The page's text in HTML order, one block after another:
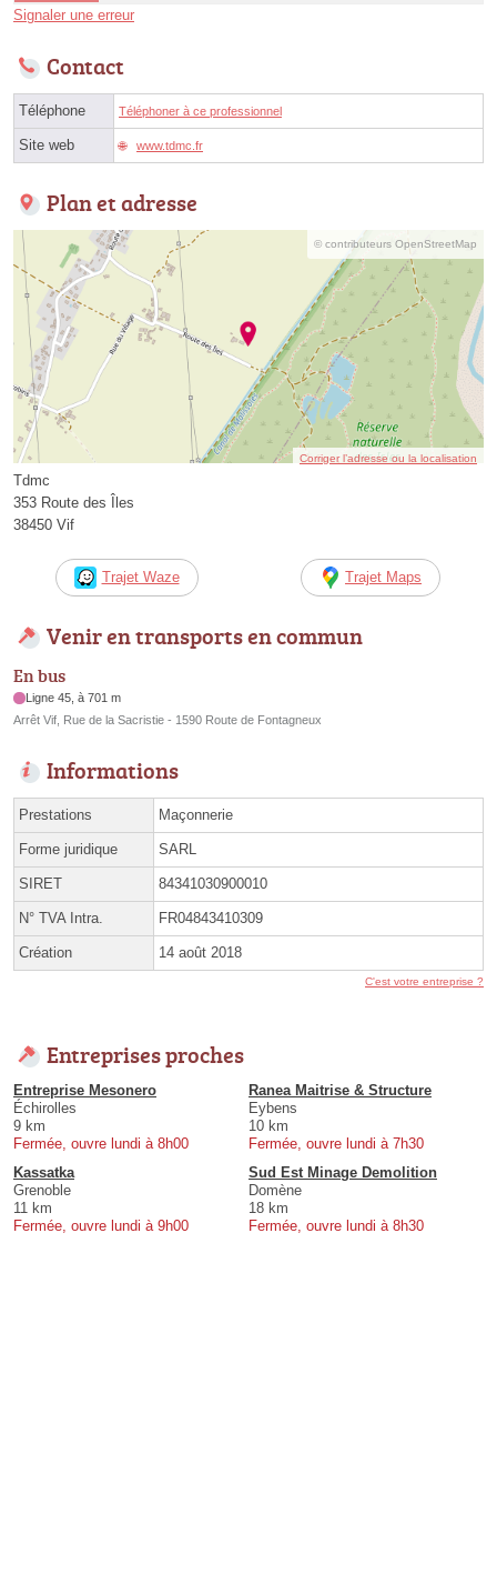
Signaler une erreur
Contact
Téléphone Téléphoner à ce professionnel
Site web www.tdmc.fr
Plan et adresse
© contributeurs OpenStreetMap
Corriger l’adresse ou la localisation
Tdmc
353 Route des Îles
38450 Vif
Trajet Waze Trajet Maps
Venir en transports en commun
En bus
Ligne 45, à 701 m
Arrêt Vif, Rue de la Sacristie - 1590 Route de Fontagneux
Informations
Prestations Maçonnerie
Forme juridique SARL
SIRET 84341030900010
N° TVA Intra. FR04843410309
Création 14 août 2018
C'est votre entreprise ?
Entreprises proches
Entreprise Mesonero
Échirolles
9 km
Fermée, ouvre lundi à 8h00
Ranea Maitrise & Structure
Eybens
10 km
Fermée, ouvre lundi à 7h30
Kassatka
Grenoble
11 km
Fermée, ouvre lundi à 9h00
Sud Est Minage Demolition
Domène
18 km
Fermée, ouvre lundi à 8h30